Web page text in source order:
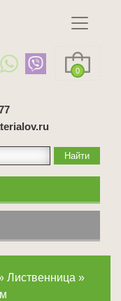
0
Лиственница »